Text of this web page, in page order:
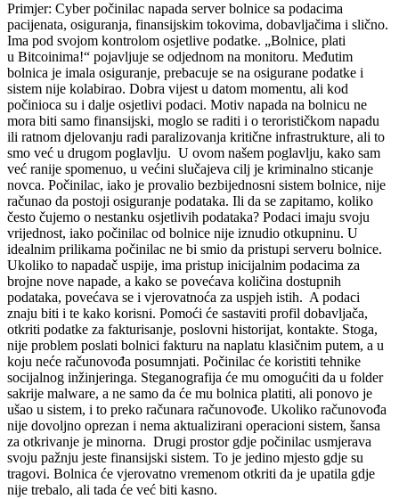
Primjer: Cyber počinilac napada server bolnice sa podacima
pacijenata, osiguranja, finansijskim tokovima, dobavljačima i slično.
Ima pod svojom kontrolom osjetlive podatke. „Bolnice, plati
u Bitcoinima!“ pojavljuje se odjednom na monitoru. Međutim
bolnica je imala osiguranje, prebacuje se na osigurane podatke i
sistem nije kolabirao. Dobra vijest u datom momentu, ali kod
počinioca su i dalje osjetlivi podaci. Motiv napada na bolnicu ne
mora biti samo finansijski, moglo se raditi i o terorističkom napadu
ili ratnom djelovanju radi paralizovanja kritične infrastrukture, ali to
smo već u drugom poglavlju. U ovom našem poglavlju, kako sam
već ranije spomenuo, u većini slučajeva cilj je kriminalno sticanje
novca. Počinilac, iako je provalio bezbijednosni sistem bolnice, nije
računao da postoji osiguranje podataka. Ili da se zapitamo, koliko
često čujemo o nestanku osjetlivih podataka? Podaci imaju svoju
vrijednost, iako počinilac od bolnice nije iznudio otkupninu. U
idealnim prilikama počinilac ne bi smio da pristupi serveru bolnice.
Ukoliko to napadač uspije, ima pristup inicijalnim podacima za
brojne nove napade, a kako se povećava količina dostupnih
podataka, povećava se i vjerovatnoća za uspjeh istih. A podaci
znaju biti i te kako korisni. Pomoći će sastaviti profil dobavljača,
otkriti podatke za fakturisanje, poslovni historijat, kontakte. Stoga,
nije problem poslati bolnici fakturu na naplatu klasičnim putem, a u
koju neće računovođa posumnjati. Počinilac će koristiti tehnike
socijalnog inžinjeringa. Steganografija će mu omogućiti da u folder
sakrije malware, a ne samo da će mu bolnica platiti, ali ponovo je
ušao u sistem, i to preko računara računovođe. Ukoliko računovođa
nije dovoljno oprezan i nema aktualizirani operacioni sistem, šansa
za otkrivanje je minorna. Drugi prostor gdje počinilac usmjerava
svoju pažnju jeste finansijski sistem. To je jedino mjesto gdje su
tragovi. Bolnica će vjerovatno vremenom otkriti da je upatila gdje
nije trebalo, ali tada će već biti kasno.